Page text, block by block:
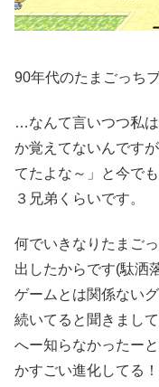
90年代のたまごっち
…なんて言いつつ私
か覚えてないんです
てたよな～」と今で
３兄弟くらいです。
何でいきなりたまご
出したからです(駄洒
ゲームとは関係ない
続いてると聞きまして
へー知らなかったー
かすごい進化してる！